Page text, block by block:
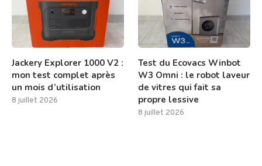
Jackery Explorer 1000 V2 :
mon test complet après
un mois d’utilisation
8 juillet 2026
Test du Ecovacs Winbot
W3 Omni : le robot laveur
de vitres qui fait sa
propre lessive
8 juillet 2026